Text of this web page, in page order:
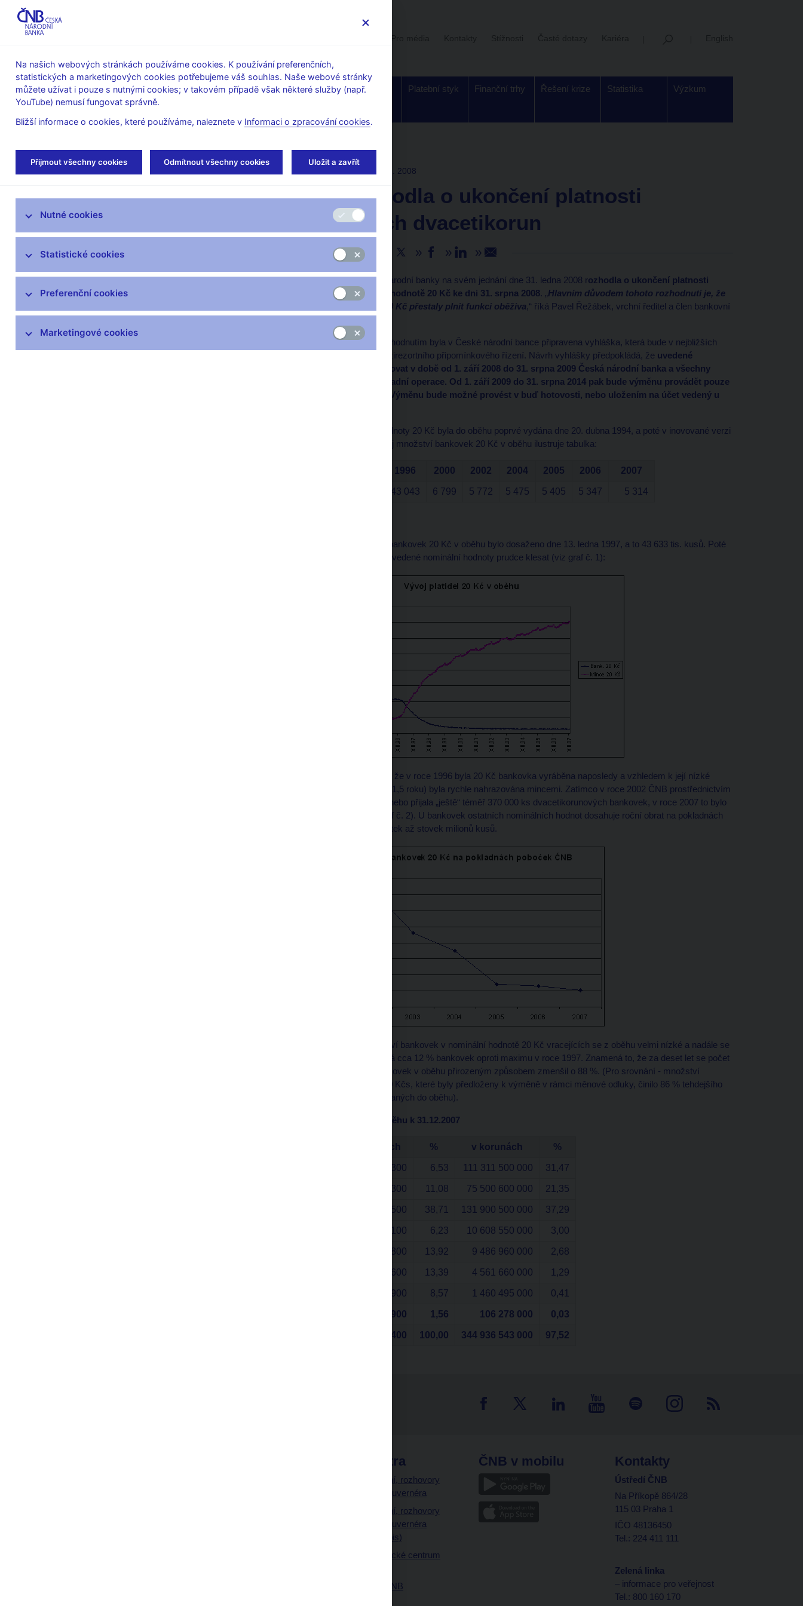
O ČNB
Měnová
politika
Finanční
Dohled a
Bankovky a
Platební styk Finanční trhy Řešení krize Statistika Výzkum
Úvod Stalo se Tiskové zprávy
1. 2. 2008
ČNB rozhodla o ukončení platnosti
papírových dvacetikorun
Sdílejte
Bankovní rada České národní banky na svém jednání dne 31. ledna 2008 rozhodla o ukončení platnosti
bankovek v nominální hodnotě 20 Kč ke dni 31. srpna 2008. „Hlavním důvodem tohoto rozhodnutí je, že
bankovky v hodnotě 20 Kč přestaly plnit funkci oběživa,“ říká Pavel Řežábek, vrchní ředitel a člen bankovní
V souvislosti s tímto rozhodnutím byla v České národní bance připravena vyhláška, která bude v nejbližších
dnech rozeslána do mezirezortního připomínkového řízení. Návrh vyhlášky předpokládá, že uvedené
bankovky bude vyměňovat v době od 1. září 2008 do 31. srpna 2009 Česká národní banka a všechny
banky provádějící pokladní operace. Od 1. září 2009 do 31. srpna 2014 pak bude výměnu provádět pouze
Česká národní banka. Výměnu bude možné provést v buď hotovosti, nebo uložením na účet vedený u
Bankovka nominální hodnoty 20 Kč byla do oběhu poprvé vydána dne 20. dubna 1994, a poté v inovované verzi
dne 1. února 1996. Vývoj množství bankovek 20 Kč v oběhu ilustruje tabulka:
1996 2000 2002 2004 2005 2006 2007
43 043 6 799 5 772 5 475 5 405 5 347 5 314
Maximálního množství bankovek 20 Kč v oběhu bylo dosaženo dne 13. ledna 1997, a to 43 633 tis. kusů. Poté
začal objem bankovek uvedené nominální hodnoty prudce klesat (viz graf č. 1):
Důvodem je skutečnost, že v roce 1996 byla 20 Kč bankovka vyráběna naposledy a vzhledem k její nízké
životnosti (v průměru 1 -1,5 roku) byla rychle nahrazována mincemi. Zatímco v roce 2002 ČNB prostřednictvím
svých pokladen vydala nebo přijala „ještě“ téměř 370 000 ks dvacetikorunových bankovek, v roce 2007 to bylo
již jen 51 000 ks (viz graf č. 2). U bankovek ostatních nominálních hodnot dosahuje roční obrat na pokladnách
poboček ČNB řádu desítek až stovek milionů kusů.
Od roku 2004 je množství bankovek v nominální hodnotě 20 Kč vracejících se z oběhu velmi nízké a nadále se
snižuje. V oběhu zůstává cca 12 % bankovek oproti maximu v roce 1997. Znamená to, že za deset let se počet
dvacetikorunových bankovek v oběhu přirozeným způsobem zmenšil o 88 %. (Pro srovnání - množství
federálních bankovek 20 Kčs, které byly předloženy k výměně v rámci měnové odluky, činilo 86 % tehdejšího
množství bankovek vydaných do oběhu).
Přehled bankovek v oběhu k 31.12.2007
v kusech % v korunách %
22 262 300 6,53 111 311 500 000 31,47
37 750 300 11,08 75 500 600 000 21,35
131 900 500 38,71 131 900 500 000 37,29
21 217 100 6,23 10 608 550 000 3,00
47 434 800 13,92 9 486 960 000 2,68
45 616 600 13,39 4 561 660 000 1,29
29 209 900 8,57 1 460 495 000 0,41
5 313 900 1,56 106 278 000 0,03
340 705 400 100,00 344 936 543 000 97,52
Aktuality
Tiskové zprávy
ČNB extra
Vystoupení, rozhovory
a články guvernéra
Vystoupení, rozhovory
a články guvernéra
(úplný výpis)
Návštěvnické centrum
Historie ČNB
ČNB v mobilu Kontakty
Ústředí ČNB
Na Příkopě 864/28
115 03 Praha 1
IČO 48136450
Tel.: 224 411 111
Zelená linka
– informace pro veřejnost
Tel.: 800 160 170
Na našich webových stránkách používáme cookies. K používání preferenčních,
statistických a marketingových cookies potřebujeme váš souhlas. Naše webové stránky
můžete užívat i pouze s nutnými cookies; v takovém případě však některé služby (např.
YouTube) nemusí fungovat správně.
Bližší informace o cookies, které používáme, naleznete v Informaci o zpracování cookies.
Přijmout všechny cookies Odmítnout všechny cookies Uložit a zavřít
Nutné cookies
Statistické cookies
Preferenční cookies
Marketingové cookies